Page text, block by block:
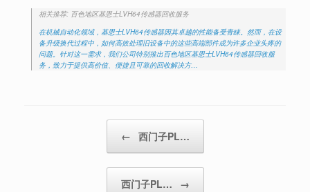
相关推荐: 百色地区基恩士LVH64传感器回收服务
在机械自动化领域，基恩士LVH64传感器因其卓越的性能备受青睐。然而，在设
备升级换代过程中，如何高效处理旧设备中的这些高端部件成为许多企业头疼的
问题。针对这一需求，我们公司特别推出百色地区基恩士LVH64传感器回收服
务，致力于提供高价值、便捷且可靠的回收解决方…
← 西门子PL…
西门子PL… →